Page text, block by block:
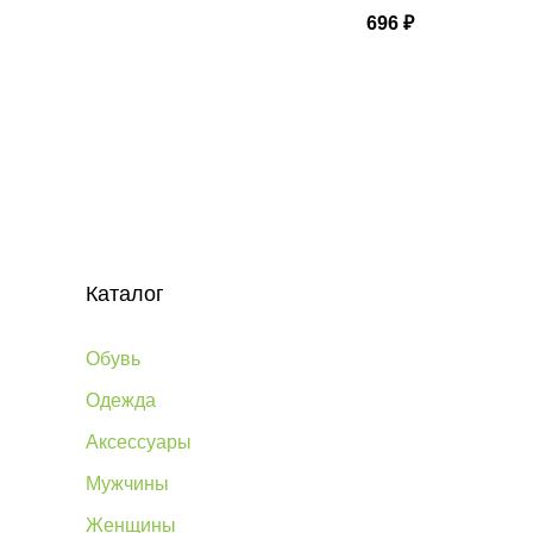
696 ₽
Каталог
Обувь
Одежда
Аксессуары
Мужчины
Женщины